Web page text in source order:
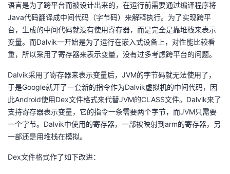
我
的
博
客
我
的
论
坛
我
的
圈
子
我
的
直
播
我
的
活
我
的
我
语言是为了跨平台而被设计出来的，在运行前需要通过编译程序将
Java代码翻译成中间代码（字节码）来解释执行。为了实现跨平
台，生成的中间代码就没有使用寄存器，而是完全是靠堆栈来表示
变量。而Dalvik一开始是为了运行在嵌入式设备上，对性能比较看
重，所以采用了寄存器来表示变量，没有过多考虑跨平台的问题。
Dalvik采用了寄存器来表示变量后，JVM的字节码就无法使用了，
于是Google就开了一套新的指令作为Dalvik虚拟机的中间代码，因
此Android使用Dex文件格式来代替JVM的CLASS文件。Dalvik来了
支持寄存器表示变量，它的指令一条需要两个字节，而JVM只需要
一个字节。Dalvik中使用的寄存器，一部被映射到arm的寄存器，另
一部还是用堆栈在模拟。
Dex文件格式作了如下改进：